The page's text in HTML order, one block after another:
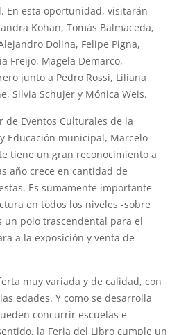
En esta oportunidad, visitarán
Kohan, Tomás Balmaceda,
Dolina, Felipe Pigna,
Freijo, Magela Demarco,
junto a Pedro Rossi, Liliana
Silvia Schujer y Mónica Weis.
de Eventos Culturales de la
Educación municipal, Marcelo
tiene un gran reconocimiento a
año crece en cantidad de
Es sumamente importante
en todos los niveles -sobre
un polo trascendental para el
a la exposición y venta de
muy variada y de calidad, con
edades. Y como se desarrolla
concurrir escuelas e
la Feria del Libro cumple un